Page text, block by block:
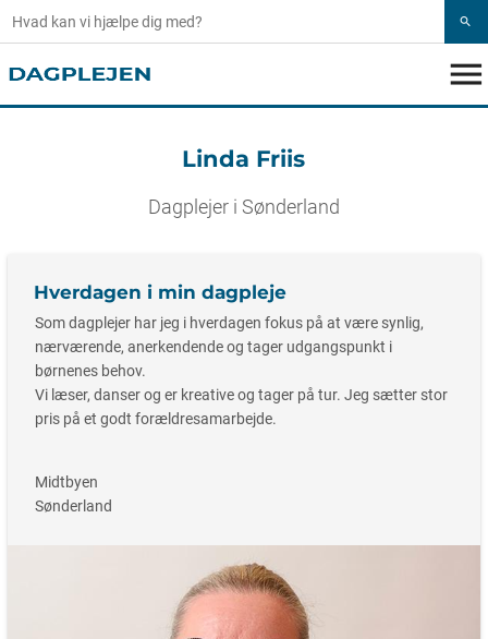
search
menu
Linda Friis
Dagplejer i Sønderland
Hverdagen i min dagpleje
Som dagplejer har jeg i hverdagen fokus på at være synlig,
nærværende, anerkendende og tager udgangspunkt i
børnenes behov.
Vi læser, danser og er kreative og tager på tur. Jeg sætter stor
pris på et godt forældresamarbejde.
Midtbyen
Sønderland